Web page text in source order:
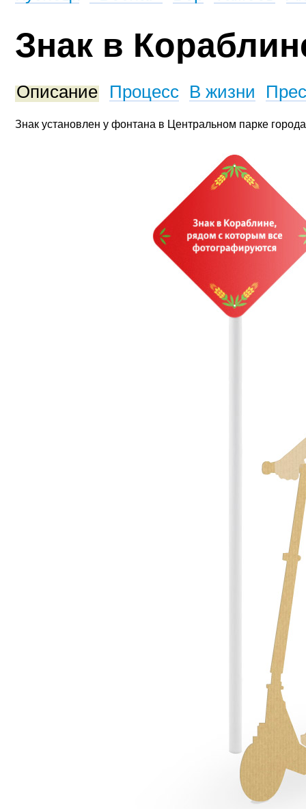
Знак в
Описание Процесс В жизни
Знак установлен у фонтана в Центральном парке